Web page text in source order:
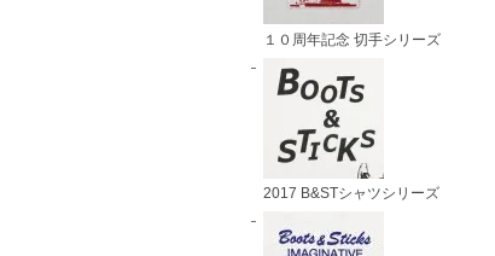
１０周年記念 切手シリーズ
2017 B&STシャツシリーズ